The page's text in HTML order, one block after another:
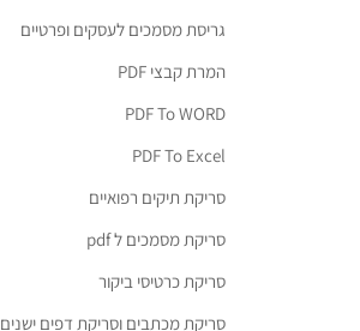
גריסת מסמכים לעסקים ופרטיים
המרת קבצי PDF
PDF To WORD
PDF To Excel
סריקת תיקים רפואיים
סריקת מסמכים ל pdf
סריקת כרטיסי ביקור
סריקת מכתבים וסריקת דפים ישנים